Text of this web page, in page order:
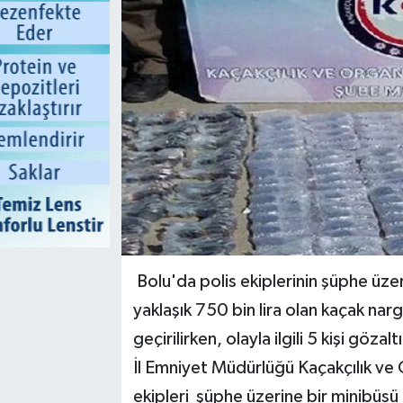
Bolu'da polis ekiplerinin şüphe
yaklaşık 750 bin lira olan kaçak
geçirilirken, olayla ilgili 5 kişi
İl Emniyet Müdürlüğü Kaçakçılık
ekipleri şüphe üzerine bir